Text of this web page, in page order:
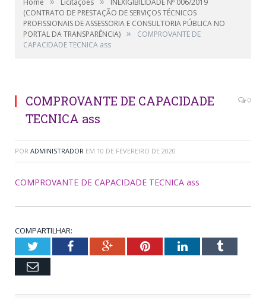
(CONTRATO DE PRESTAÇÃO DE SERVIÇOS TÉCNICOS
PROFISSIONAIS DE ASSESSORIA E CONSULTORIA PÚBLICA NO
PORTAL DA TRANSPARÊNCIA) »
COMPROVANTE DE
CAPACIDADE TECNICA ass
COMPROVANTE DE CAPACIDADE
TECNICA ass
0
POR ADMINISTRADOR EM 10 DE FEVEREIRO DE 2020
COMPROVANTE DE CAPACIDADE TECNICA ass
COMPARTILHAR:
TwitterFacebookGoogle+PinterestLinkedInTumblr
Email